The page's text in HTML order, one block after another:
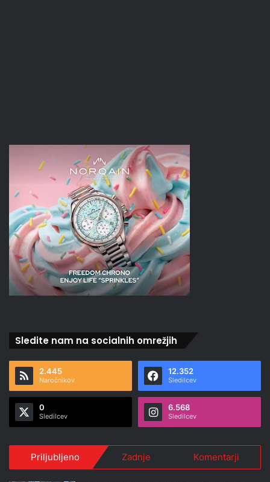
Sledite nam na socialnih omrežjih
2.445
Naročnikov
12.352
Sledilcev
0
Sledilcev
6.568
Sledilcev
Priljubljeno Zadnje Komentarji